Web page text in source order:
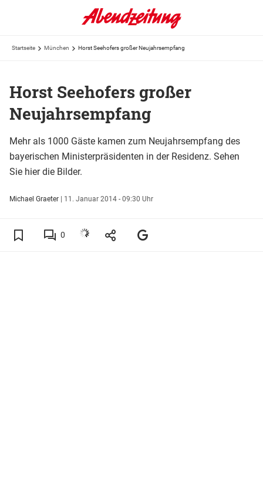
Startseite München Horst Seehofers großer Neujahrsempfang
Horst Seehofers großer
Neujahrsempfang
Mehr als 1000 Gäste kamen zum Neujahrsempfang des
bayerischen Ministerpräsidenten in der Residenz. Sehen
Sie hier die Bilder.
Michael Graeter | 11. Januar 2014 - 09:30 Uhr
0